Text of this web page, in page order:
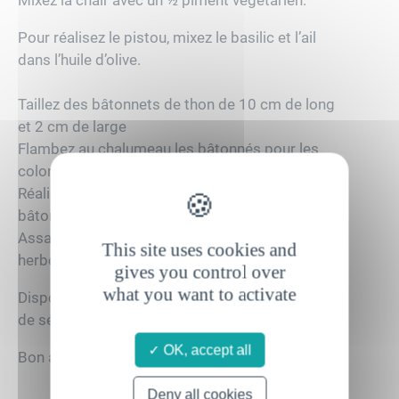
Pour réalisez le pistou, mixez le basilic et l’ail
dans l’huile d’olive.
Taillez des bâtonnets de thon de 10 cm de long
et 2 cm de large
Flambez au chalumeau les bâtonnés pour les
colorer.
Réalisez une tresse en faisant chevaucher les
bâtonnés (8 bâtonnets pour une personne).
Assaisonnez au pistou, jus de citron et fines
herbes, ail, sel, poivre.
Disposez les fleurs comestibles et les graines
de sésame en finition.
Bon appétit !
This site uses cookies and
gives you control over
what you want to activate
OK, accept all
Deny all cookies